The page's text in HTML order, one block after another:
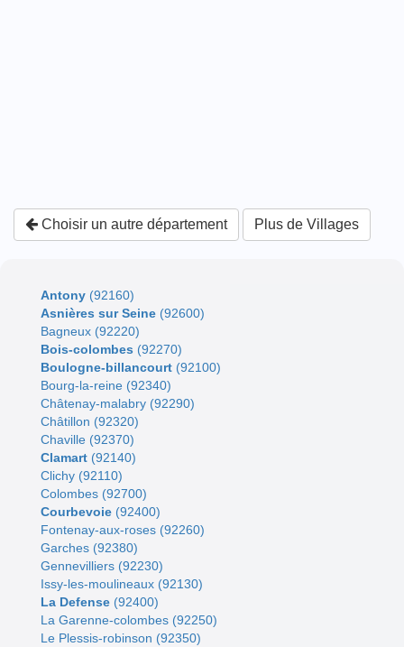
Choisir un autre département Plus de Villages
Antony (92160)
Asnières sur Seine (92600)
Bagneux (92220)
Bois-colombes (92270)
Boulogne-billancourt (92100)
Bourg-la-reine (92340)
Châtenay-malabry (92290)
Châtillon (92320)
Chaville (92370)
Clamart (92140)
Clichy (92110)
Colombes (92700)
Courbevoie (92400)
Fontenay-aux-roses (92260)
Garches (92380)
Gennevilliers (92230)
Issy-les-moulineaux (92130)
La Defense (92400)
La Garenne-colombes (92250)
Le Plessis-robinson (92350)